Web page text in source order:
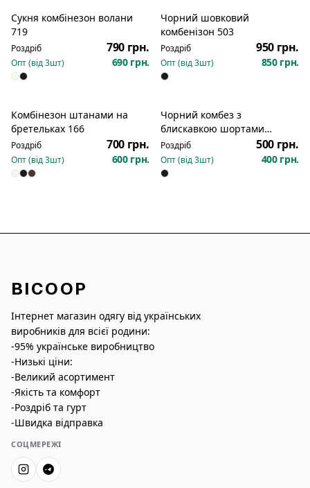
Сукня комбінезон волани
719
Роздріб 790 грн.
Опт (від3шт) 690 грн.
Новинка
Чорний шовковий
комбенізон 503
Роздріб 950 грн.
Опт (від3шт) 850 грн.
Комбінезон штанами на
бретельках 166
Роздріб 700 грн.
Опт (від3шт) 600 грн.
Чорний комбез з
блискавкою шортами
рубчик 2348
Роздріб 500 грн.
Опт (від3шт) 400 грн.
BICOOP
Інтернет магазин одягу від українських
виробників для всієї родини:
-95% українське виробництво
-Низькі ціни:
-Великий асортимент
-Якість та комфорт
-Роздріб та гурт
-Швидка відправка
СОЦМЕРЕЖІ